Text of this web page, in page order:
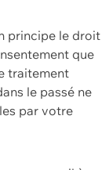
principe le droit
que
traitement
le passé ne
par votre